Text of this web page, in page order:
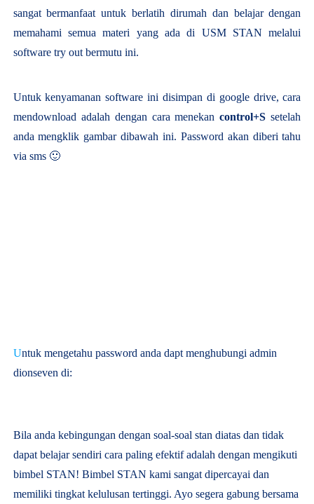
sangat bermanfaat untuk berlatih dirumah dan belajar dengan
memahami semua materi yang ada di USM STAN melalui
software try out bermutu ini.
Untuk kenyamanan software ini disimpan di google drive, cara
mendownload adalah dengan cara menekancontrol+S setelah
anda mengklik gambar dibawah ini. Password akan diberi tahu
via sms 🙂
Untuk mengetahu password anda dapt menghubungi admin
dionseven di:
Bila anda kebingungan dengan soal-soal stan diatas dan tidak
dapat belajar sendiri cara paling efektif adalah dengan mengikuti
bimbel STAN! Bimbel STAN kami sangat dipercayai dan
memiliki tingkat kelulusan tertinggi. Ayo segera gabung bersama